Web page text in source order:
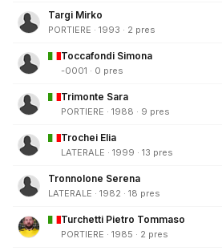
Targi Mirko
PORTIERE · 1993 · 2 pres
Toccafondi Simona
-0001 · 0 pres
Trimonte Sara
PORTIERE · 1988 · 9 pres
Trochei Elia
LATERALE · 1999 · 13 pres
Tronnolone Serena
LATERALE · 1982 · 18 pres
Turchetti Pietro Tommaso
PORTIERE · 1985 · 2 pres